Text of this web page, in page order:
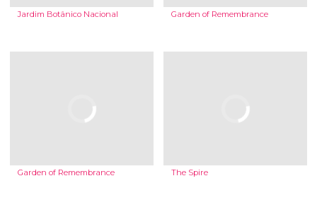
Jardim Botânico Nacional Garden of Remembrance
Garden of Remembrance The Spire